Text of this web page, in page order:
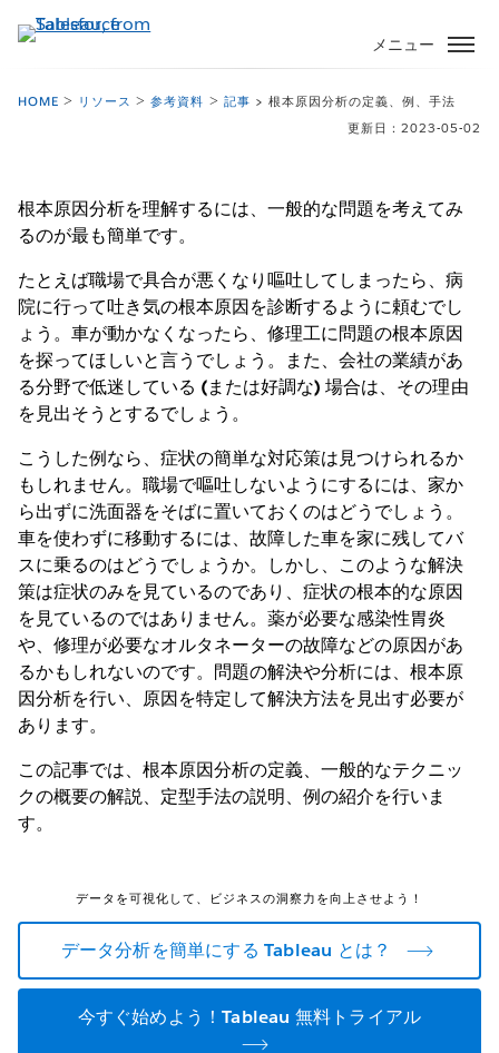
イ
ツ
メニュー
HOME リソース 参考資料 記事 > 根本原因分析の定義、例、手法
更新日：2023-05-02
根本原因分析を理解するには、一般的な問題を考えてみ
るのが最も簡単です。
たとえば職場で具合が悪くなり嘔吐してしまったら、病
院に行って吐き気の根本原因を診断するように頼むでし
ょう。車が動かなくなったら、修理工に問題の根本原因
を探ってほしいと言うでしょう。また、会社の業績があ
る分野で低迷している (または好調な) 場合は、その理由
を見出そうとするでしょう。
こうした例なら、症状の簡単な対応策は見つけられるか
もしれません。職場で嘔吐しないようにするには、家か
ら出ずに洗面器をそばに置いておくのはどうでしょう。
車を使わずに移動するには、故障した車を家に残してバ
スに乗るのはどうでしょうか。しかし、このような解決
策は症状のみを見ているのであり、症状の根本的な原因
を見ているのではありません。薬が必要な感染性胃炎
や、修理が必要なオルタネーターの故障などの原因があ
るかもしれないのです。問題の解決や分析には、根本原
因分析を行い、原因を特定して解決方法を見出す必要が
あります。
この記事では、根本原因分析の定義、一般的なテクニッ
クの概要の解説、定型手法の説明、例の紹介を行いま
す。
データを可視化して、ビジネスの洞察力を向上させよう！
データ分析を簡単にする Tableau とは？
今すぐ始めよう！Tableau 無料トライアル